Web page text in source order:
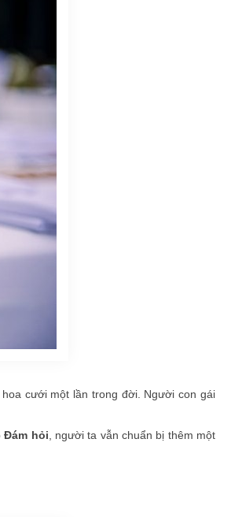
cưới một lần trong đời. Người con gái
Đám hỏi , người ta vẫn chuẩn bị thêm một